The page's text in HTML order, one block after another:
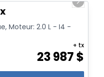
Next
Moteur: 2.0 L - I4 -
23 987 $
+ tx